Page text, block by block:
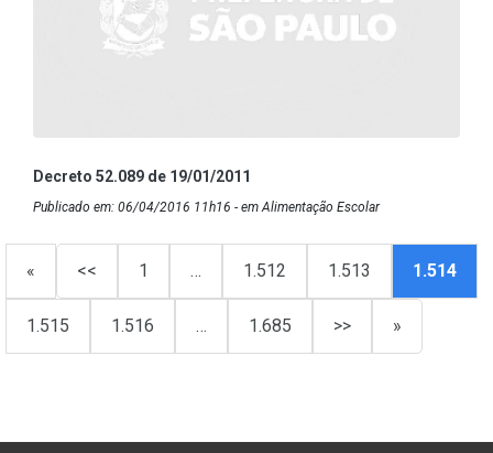
Decreto 52.089 de 19/01/2011
Publicado em: 06/04/2016 11h16 - em Alimentação Escolar
« << 1 … 1.512 1.513 1.514
1.515 1.516 … 1.685 >> »